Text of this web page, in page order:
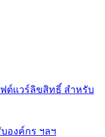
องค์กร ฯลฯ